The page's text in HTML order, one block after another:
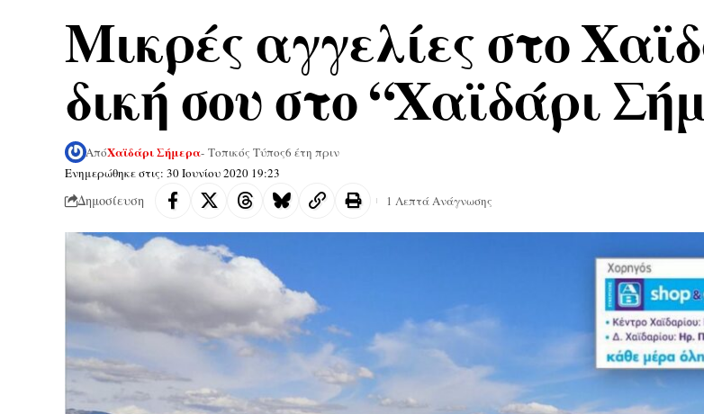
Μικρές αγγελίες στο
δική σου στο “Χαϊδάρι
Ενημερώθηκε στις: 30 Ιουνίου 2020 19:23
ΑπόΧαϊδάρι Σήμερα- Τοπικός Τύπος6 έτη πριν
Δημοσίευση 1 Λεπτά Ανάγνωσης